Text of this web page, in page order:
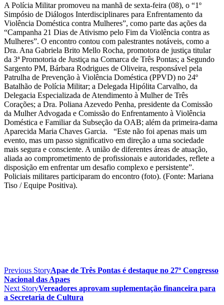
A Polícia Militar promoveu na manhã de sexta-feira (08), o “1º
Simpósio de Diálogos Interdisciplinares para Enfrentamento da
Violência Doméstica contra Mulheres”, como parte das ações da
“Campanha 21 Dias de Ativismo pelo Fim da Violência contra as
Mulheres”. O encontro contou com palestrantes notáveis, como a
Dra. Ana Gabriela Brito Mello Rocha, promotora de justiça titular
da 3ª Promotoria de Justiça na Comarca de Três Pontas; a Segundo
Sargento PM, Bárbara Rodrigues de Oliveira, responsável pela
Patrulha de Prevenção à Violência Doméstica (PPVD) no 24º
Batalhão de Polícia Militar; a Delegada Hipólita Carvalho, da
Delegacia Especializada de Atendimento à Mulher de Três
Corações; a Dra. Poliana Azevedo Penha, presidente da Comissão
da Mulher Advogada e Comissão do Enfrentamento à Violência
Doméstica e Familiar da Subseção da OAB; além da primeira-dama
Aparecida Maria Chaves Garcia. “Este não foi apenas mais um
evento, mas um passo significativo em direção a uma sociedade
mais segura e consciente. A união de diferentes áreas de atuação,
aliada ao comprometimento de profissionais e autoridades, reflete a
disposição em enfrentar um desafio complexo e persistente”.
Policiais militares participaram do encontro (foto). (Fonte: Mariana
Tiso / Equipe Positiva).
Previous StoryApae de Três Pontas é destaque no 27º Congresso
Nacional das Apaes
Next StoryVereadores aprovam suplementação financeira para
a Secretaria de Cultura